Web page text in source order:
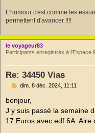
L'humour c'est comme les
permettent d'avancer !!!!
le voyageur83
Participants enregistrés à l'Espace
Re: 34450 Vias
M
s
s
a
g
e
dim. 8 déc. 2024, 11:11
bonjour,
J y suis passé la semaine
17 Euros avec edf 6A. Aire